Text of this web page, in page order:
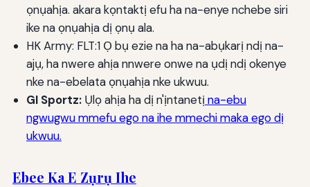
ọnụahịa. akara kọntaktị efu ha na-enye nchebe siri
ike na ọnụahịa dị ọnụ ala.
HK Army: FLT:1 Ọ bụ ezie na ha na-abụkarị ndị na-
ajụ, ha nwere ahịa nnwere onwe na ụdị ndị okenye
nke na-ebelata ọnụahịa nke ukwuu.
GI Sportz:Ụlọ ahịa ha dị n'ịntanetị na-ebu
ngwugwu mmefu ego na ihe mmechi maka ego dị
ukwuu.
Ebee Ka E Zụrụ Ihe